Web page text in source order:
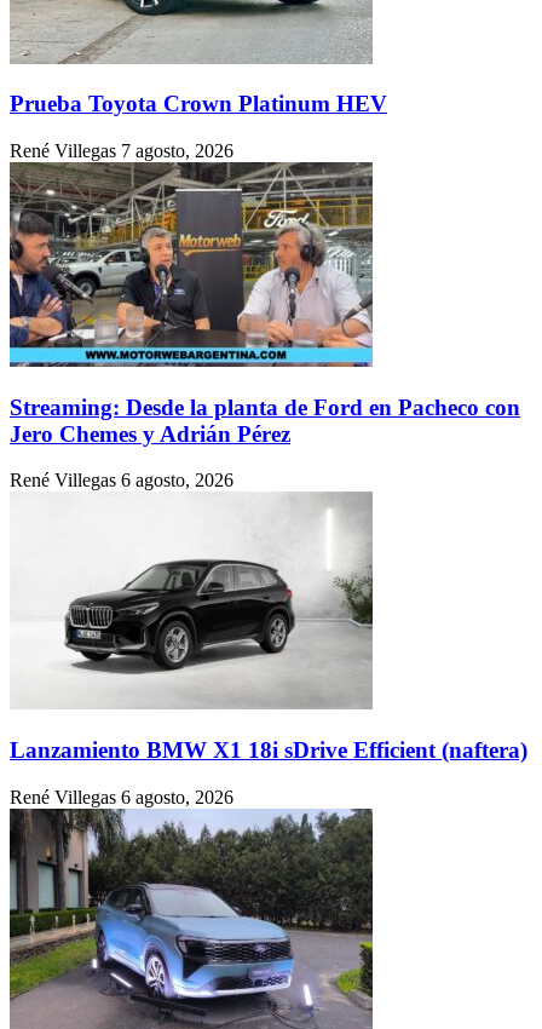
Prueba Toyota Crown Platinum HEV
René Villegas 7 agosto, 2026
Streaming: Desde la planta de Ford en Pacheco con
Jero Chemes y Adrián Pérez
René Villegas 6 agosto, 2026
Lanzamiento BMW X1 18i sDrive Efficient (naftera)
René Villegas 6 agosto, 2026